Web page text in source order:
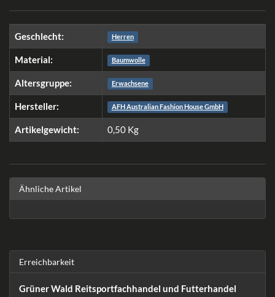
Geschlecht: Herren
Material: Baumwolle
Altersgruppe: Erwachsene
Hersteller: AFH Australian Fashion House GmbH
Artikelgewicht: 0,50 Kg
Ähnliche Artikel
Erreichbarkeit
Grüner Wald Reitsportfachhandel und Futterhandel